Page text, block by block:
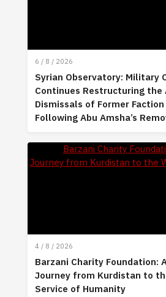
6 / 8 / 2026
Syrian Observatory: Military
Continues Restructuring the
Dismissals of Former
Following Abu Amsha’s
4 / 8 / 2026
Barzani Charity Foundation:
Journey from Kurdistan to
Service of Humanity